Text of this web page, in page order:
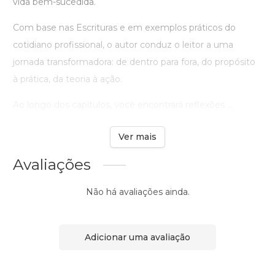
Com base nas Escrituras e em exemplos práticos do
cotidiano profissional, o autor conduz o leitor a uma
jornada transformadora: de dentro para fora, do propósito
à prática, da teoria à ação.
Ver mais
Avaliações
Não há avaliações ainda.
Adicionar uma avaliação